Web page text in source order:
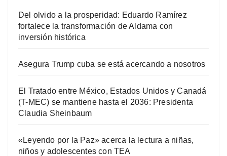
Del olvido a la prosperidad: Eduardo Ramírez
fortalece la transformación de Aldama con
inversión histórica
Asegura Trump cuba se está acercando a nosotros
El Tratado entre México, Estados Unidos y Canadá
(T-MEC) se mantiene hasta el 2036: Presidenta
Claudia Sheinbaum
«Leyendo por la Paz» acerca la lectura a niñas,
niños y adolescentes con TEA